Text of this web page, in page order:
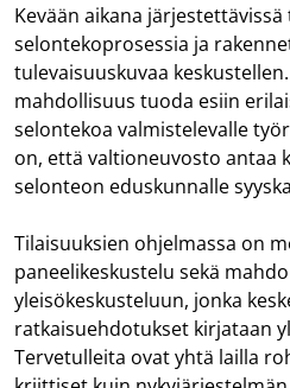
Kevään aikana
selontekoprosessia ja
tulevaisuuskuvaa
mahdollisuus tuoda esiin
selontekoa valmistelevalle
on, että valtioneuvosto antaa
selonteon eduskunnalle
Tilaisuuksien ohjelmassa on
paneelikeskustelu sekä
yleisökeskusteluun, jonka
ratkaisuehdotukset kirjataan
Tervetulleita ovat yhtä lailla